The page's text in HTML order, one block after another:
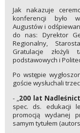
Jak nakazuje
konferencji było
Augustów i
do nas: Dyrektor
Regionalny,
Gratulacje złożyli
podstawowych i
Po wstępie
goście wysłuchali
- „200 lat
spec. ds. edukacji
promocją wydanej
samym tytułem